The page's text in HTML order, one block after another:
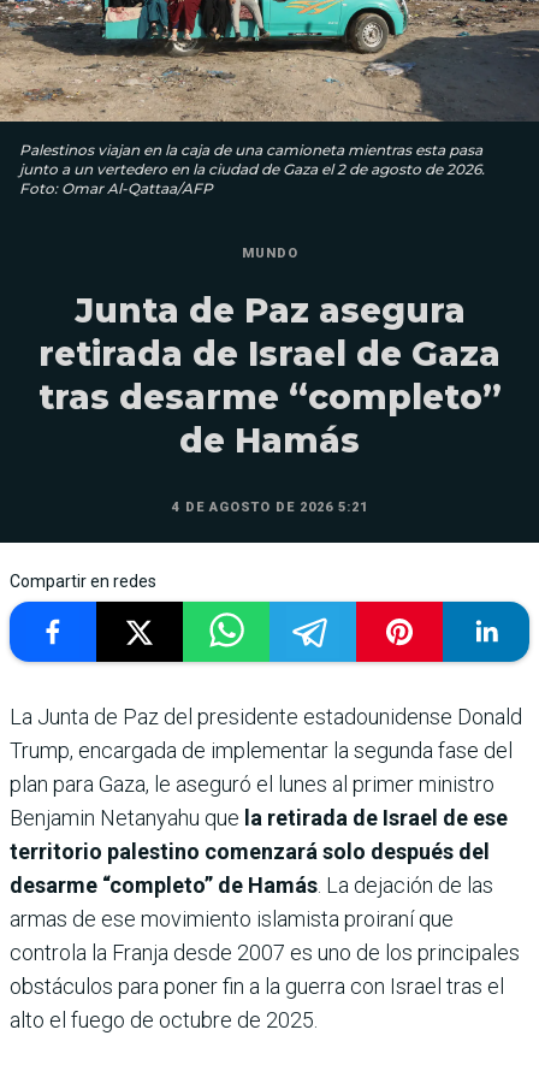
Palestinos viajan en la caja de una camioneta mientras esta pasa
junto a un vertedero en la ciudad de Gaza el 2 de agosto de 2026.
Foto: Omar Al-Qattaa/AFP
MUNDO
Junta de Paz asegura
retirada de Israel de Gaza
tras desarme “completo”
de Hamás
4 DE AGOSTO DE 2026 5:21
Compartir en redes
La Junta de Paz del presidente estadounidense Donald
Trump, encargada de implementar la segunda fase del
plan para Gaza, le aseguró el lunes al primer ministro
Benjamin Netanyahu que la retirada de Israel de ese
territorio palestino comenzará solo después del
desarme “completo” de Hamás . La dejación de las
armas de ese movimiento islamista proiraní que
controla la Franja desde 2007 es uno de los principales
obstáculos para poner fin a la guerra con Israel tras el
alto el fuego de octubre de 2025.